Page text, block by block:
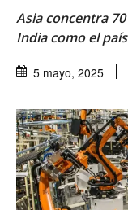
Asia concentra
India como el
5 mayo, 2025